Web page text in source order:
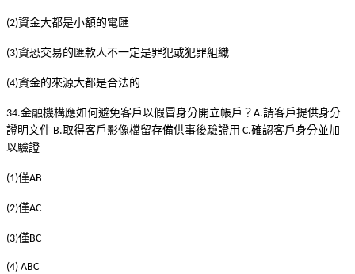
(2)資金大都是小額的電匯
(3)資恐交易的匯款人不一定是罪犯或犯罪組織
(4)資金的來源大都是合法的
34.金融機構應如何避免客戶以假冒身分開立帳戶？ A.請客戶提供身分
證明文件 B.取得客戶影像檔留存備供事後驗證用 C.確認客戶身分並加
以驗證
(1)僅AB
(2)僅AC
(3)僅 BC
(4) ABC